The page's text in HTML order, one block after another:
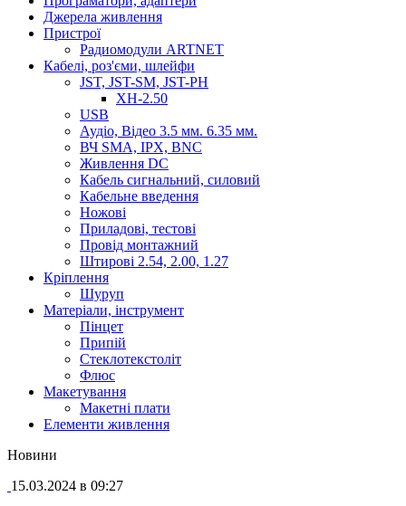
Джерела живлення
Пристрої
Радиомодули ARTNET
Кабелі, роз'єми, шлейфи
JST, JST-SM, JST-PH
XH-2.50
USB
Аудіо, Відео 3.5 мм. 6.35 мм.
ВЧ SMA, IPX, BNC
Живлення DC
Кабель сигнальний, силовий
Кабельне введення
Ножові
Приладові, тестові
Провід монтажний
Штирові 2.54, 2.00, 1.27
Кріплення
Шуруп
Матеріали, інструмент
Пінцет
Припій
Стеклотекстоліт
Флюс
Макетування
Макетні плати
Елементи живлення
Новини
15.03.2024 в 09:27